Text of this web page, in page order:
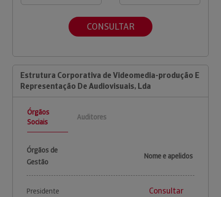
CONSULTAR
Estrutura Corporativa de Videomedia-produção E
Representação De Audiovisuais, Lda
Órgãos
Sociais
Auditores
Órgãos de
Gestão
Nome e apelidos
Presidente Consultar